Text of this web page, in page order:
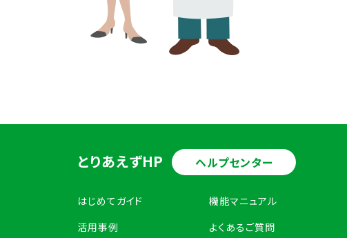
とりあえずHP ヘルプセンター
はじめてガイド
活用事例
機能マニュアル
よくあるご質問